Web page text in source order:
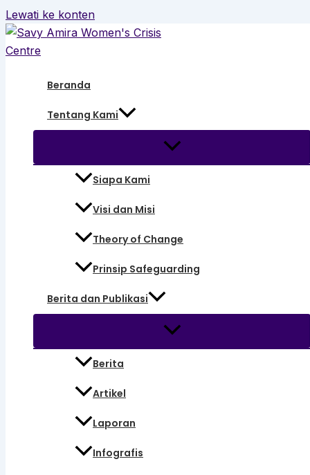
Lewati ke konten
Beranda
Tentang Kami
Siapa Kami
Visi dan Misi
Theory of Change
Prinsip Safeguarding
Berita dan Publikasi
Berita
Artikel
Laporan
Infografis